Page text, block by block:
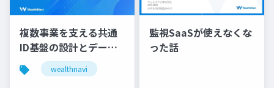
複数事業を支える共通
ID基盤の設計とデー
タ・ID連携のアーキテ
クチャ
wealthnavi
監視SaaSが使えなくな
った話